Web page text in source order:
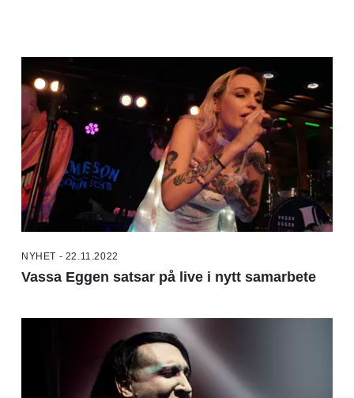
NYHET - 22.11.2022
Vassa Eggen satsar på live i nytt samarbete